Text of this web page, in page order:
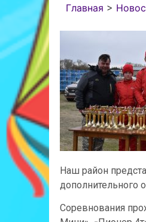
Главная >
Наш район
дополнительного
Соревнования